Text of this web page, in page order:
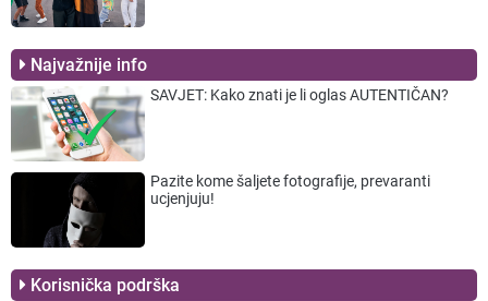
Najvažnije info
SAVJET: Kako znati je li oglas AUTENTIČAN?
Pazite kome šaljete fotografije, prevaranti
ucjenjuju!
Korisnička podrška